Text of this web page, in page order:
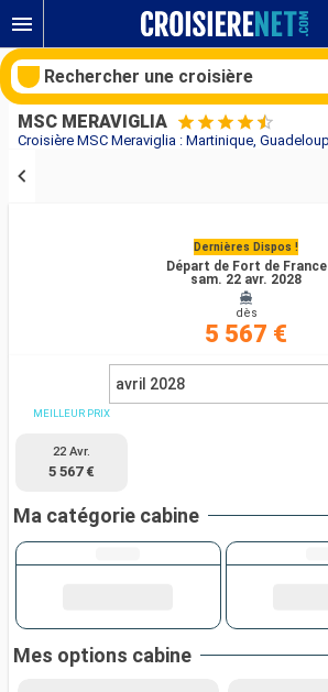
MSC MERAVIGLIA
Dernières Dispos !
Départ de Fort de France
sam. 22 avr. 2028
dès
5 567 €
avril 2028
MEILLEUR PRIX
22 Avr.
5 567 €
Ma catégorie cabine
Mes options cabine
Rechercher une croisière